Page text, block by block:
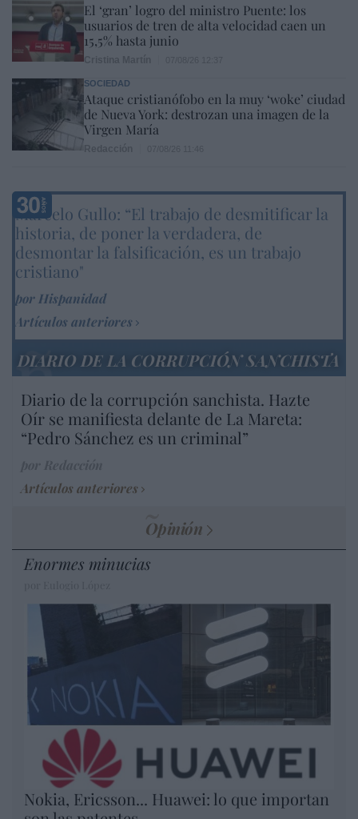
El ‘gran’ logro del ministro Puente: los
usuarios de tren de alta velocidad caen un
15,5% hasta junio
SOCIEDAD
Ataque cristianófobo en la muy ‘woke’ ciudad
de Nueva York: destrozan una imagen de la
Virgen María
Marcelo Gullo: “El trabajo de desmitificar la
historia, de poner la verdadera, de
desmontar la falsificación, es un trabajo
cristiano"
por Hispanidad
Artículos anteriores
DIARIO DE LA CORRUPCIÓN SANCHISTA
Diario de la corrupción sanchista. Hazte
Oír se manifiesta delante de La Mareta:
“Pedro Sánchez es un criminal”
Artículos anteriores
Opinión
Enormes minucias
Nokia, Ericsson... Huawei: lo que importan